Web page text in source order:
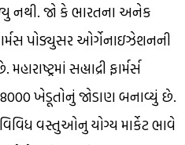
નથી. જો કે ભારતના અનેક
પોડ્યુસર ઓર્ગેનાઇઝેશનની
સહ્યાદ્રી ફાર્મર્સ
ખેડૂતોનું જોડાણ બનાવ્યું છે.
વસ્તુઓનુ યોગ્ય માર્કેટ ભાવે